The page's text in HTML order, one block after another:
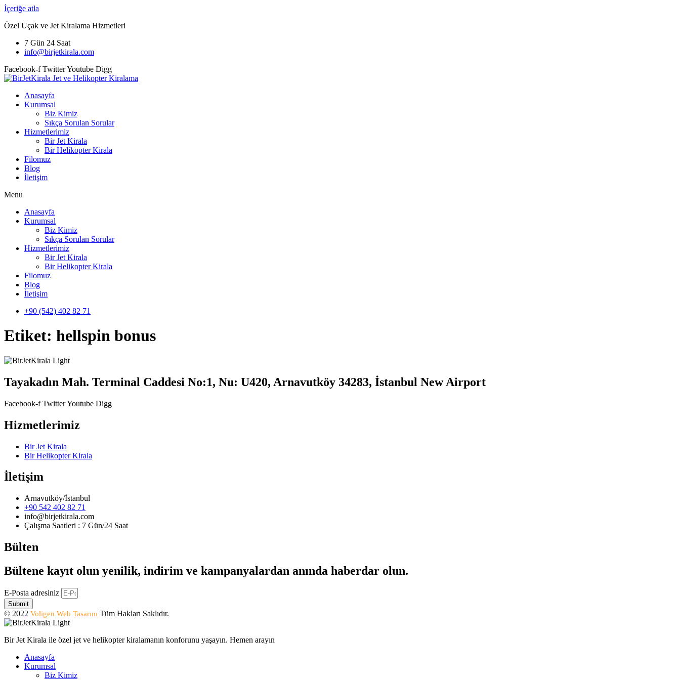
İçeriğe atla
Özel Uçak ve Jet Kiralama Hizmetleri
7 Gün 24 Saat
info@birjetkirala.com
Facebook-f TwitterYoutube Digg
Anasayfa
Kurumsal
Biz Kimiz
Sıkça Sorulan Sorular
Hizmetlerimiz
Bir Jet Kirala
Bir Helikopter Kirala
Filomuz
Blog
İletişim
Menu
Anasayfa
Kurumsal
Biz Kimiz
Sıkça Sorulan Sorular
Hizmetlerimiz
Bir Jet Kirala
Bir Helikopter Kirala
Filomuz
Blog
İletişim
+90 (542) 402 82 71
Etiket: hellspin bonus
Tayakadın Mah. Terminal Caddesi No:1, Nu: U420, Arnavutköy 34283, İstanbul New Airport
Facebook-f TwitterYoutube Digg
Hizmetlerimiz
Bir Jet Kirala
Bir Helikopter Kirala
İletişim
Arnavutköy/İstanbul
+90 542 402 82 71
info@birjetkirala.com
Çalışma Saatleri : 7 Gün/24 Saat
Bülten
Bültene kayıt olun yenilik, indirim ve kampanyalardan anında haberdar olun.
E-Posta adresiniz
Submit
© 2022 Voligen Web Tasarım Tüm Hakları Saklıdır.
Bir Jet Kirala ile özel jet ve helikopter kiralamanın konforunu yaşayın. Hemen arayın
Anasayfa
Kurumsal
Biz Kimiz